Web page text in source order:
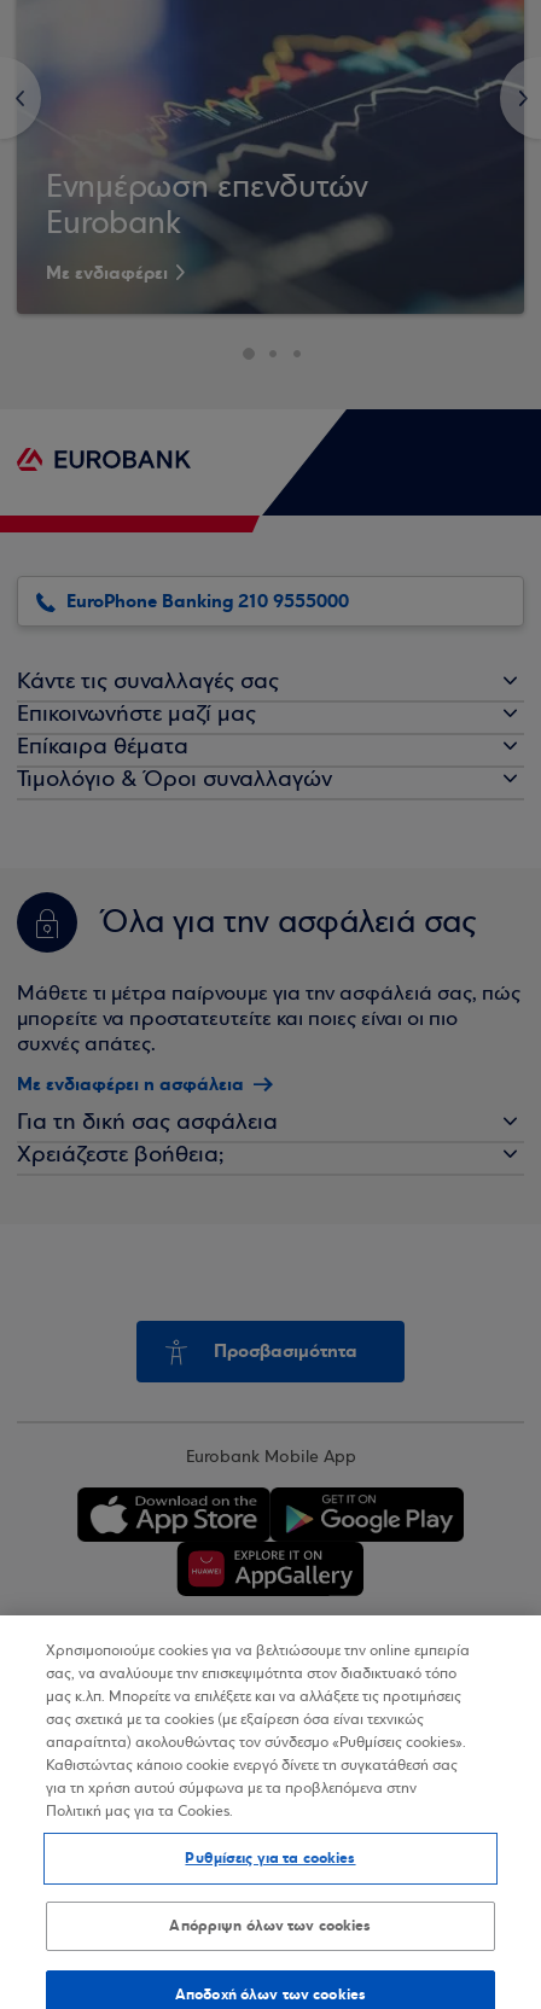
<
Ενημέρωση επενδυτών
Eurobank
Με ενδιαφέρει
>
EuroPhone Banking 210 9555000
Κάντε τις συναλλαγές σας
Επικοινωνήστε μαζί μας
Επίκαιρα θέματα
Τιμολόγιο & Όροι συναλλαγών
Όλα για την ασφάλειά σας
Μάθετε τι μέτρα παίρνουμε για την ασφάλειά σας, πώς
μπορείτε να προστατευτείτε και ποιες είναι οι πιο
συχνές απάτες.
Με ενδιαφέρει η ασφάλεια
Για τη δική σας ασφάλεια
Χρειάζεστε βοήθεια;
Προσβασιμότητα
Eurobank Mobile App
Copyright © 2026
Όροι Χρήσης
Προσωπικά Δεδομένα στον Διαδικτυακό Τόπο
Δήλωση Προσβασιμότητας
Sitemap
Χρησιμοποιούμε cookies για να βελτιώσουμε την online εμπειρία
σας, να αναλύουμε την επισκεψιμότητα στον διαδικτυακό τόπο
μας κ.λπ. Μπορείτε να επιλέξετε και να αλλάξετε τις προτιμήσεις
σας σχετικά με τα cookies (με εξαίρεση όσα είναι τεχνικώς
απαραίτητα) ακολουθώντας τον σύνδεσμο «Ρυθμίσεις cookies».
Καθιστώντας κάποιο cookie ενεργό δίνετε τη συγκατάθεσή σας
για τη χρήση αυτού σύμφωνα με τα προβλεπόμενα στην
Πολιτική μας για τα Cookies.
Ρυθμίσεις για τα cookies
Απόρριψη όλων των cookies
Αποδοχή όλων των cookies